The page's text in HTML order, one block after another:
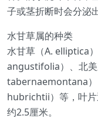
子或茎折断时会分泌
水甘草属的种类
水甘草（A. elliptica
angustifolia）、北美
tabernaemontana）
hubrichtii）等，叶片
约2.5厘米。